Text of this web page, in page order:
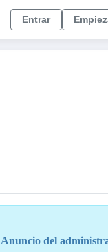
Entrar
Anuncio del